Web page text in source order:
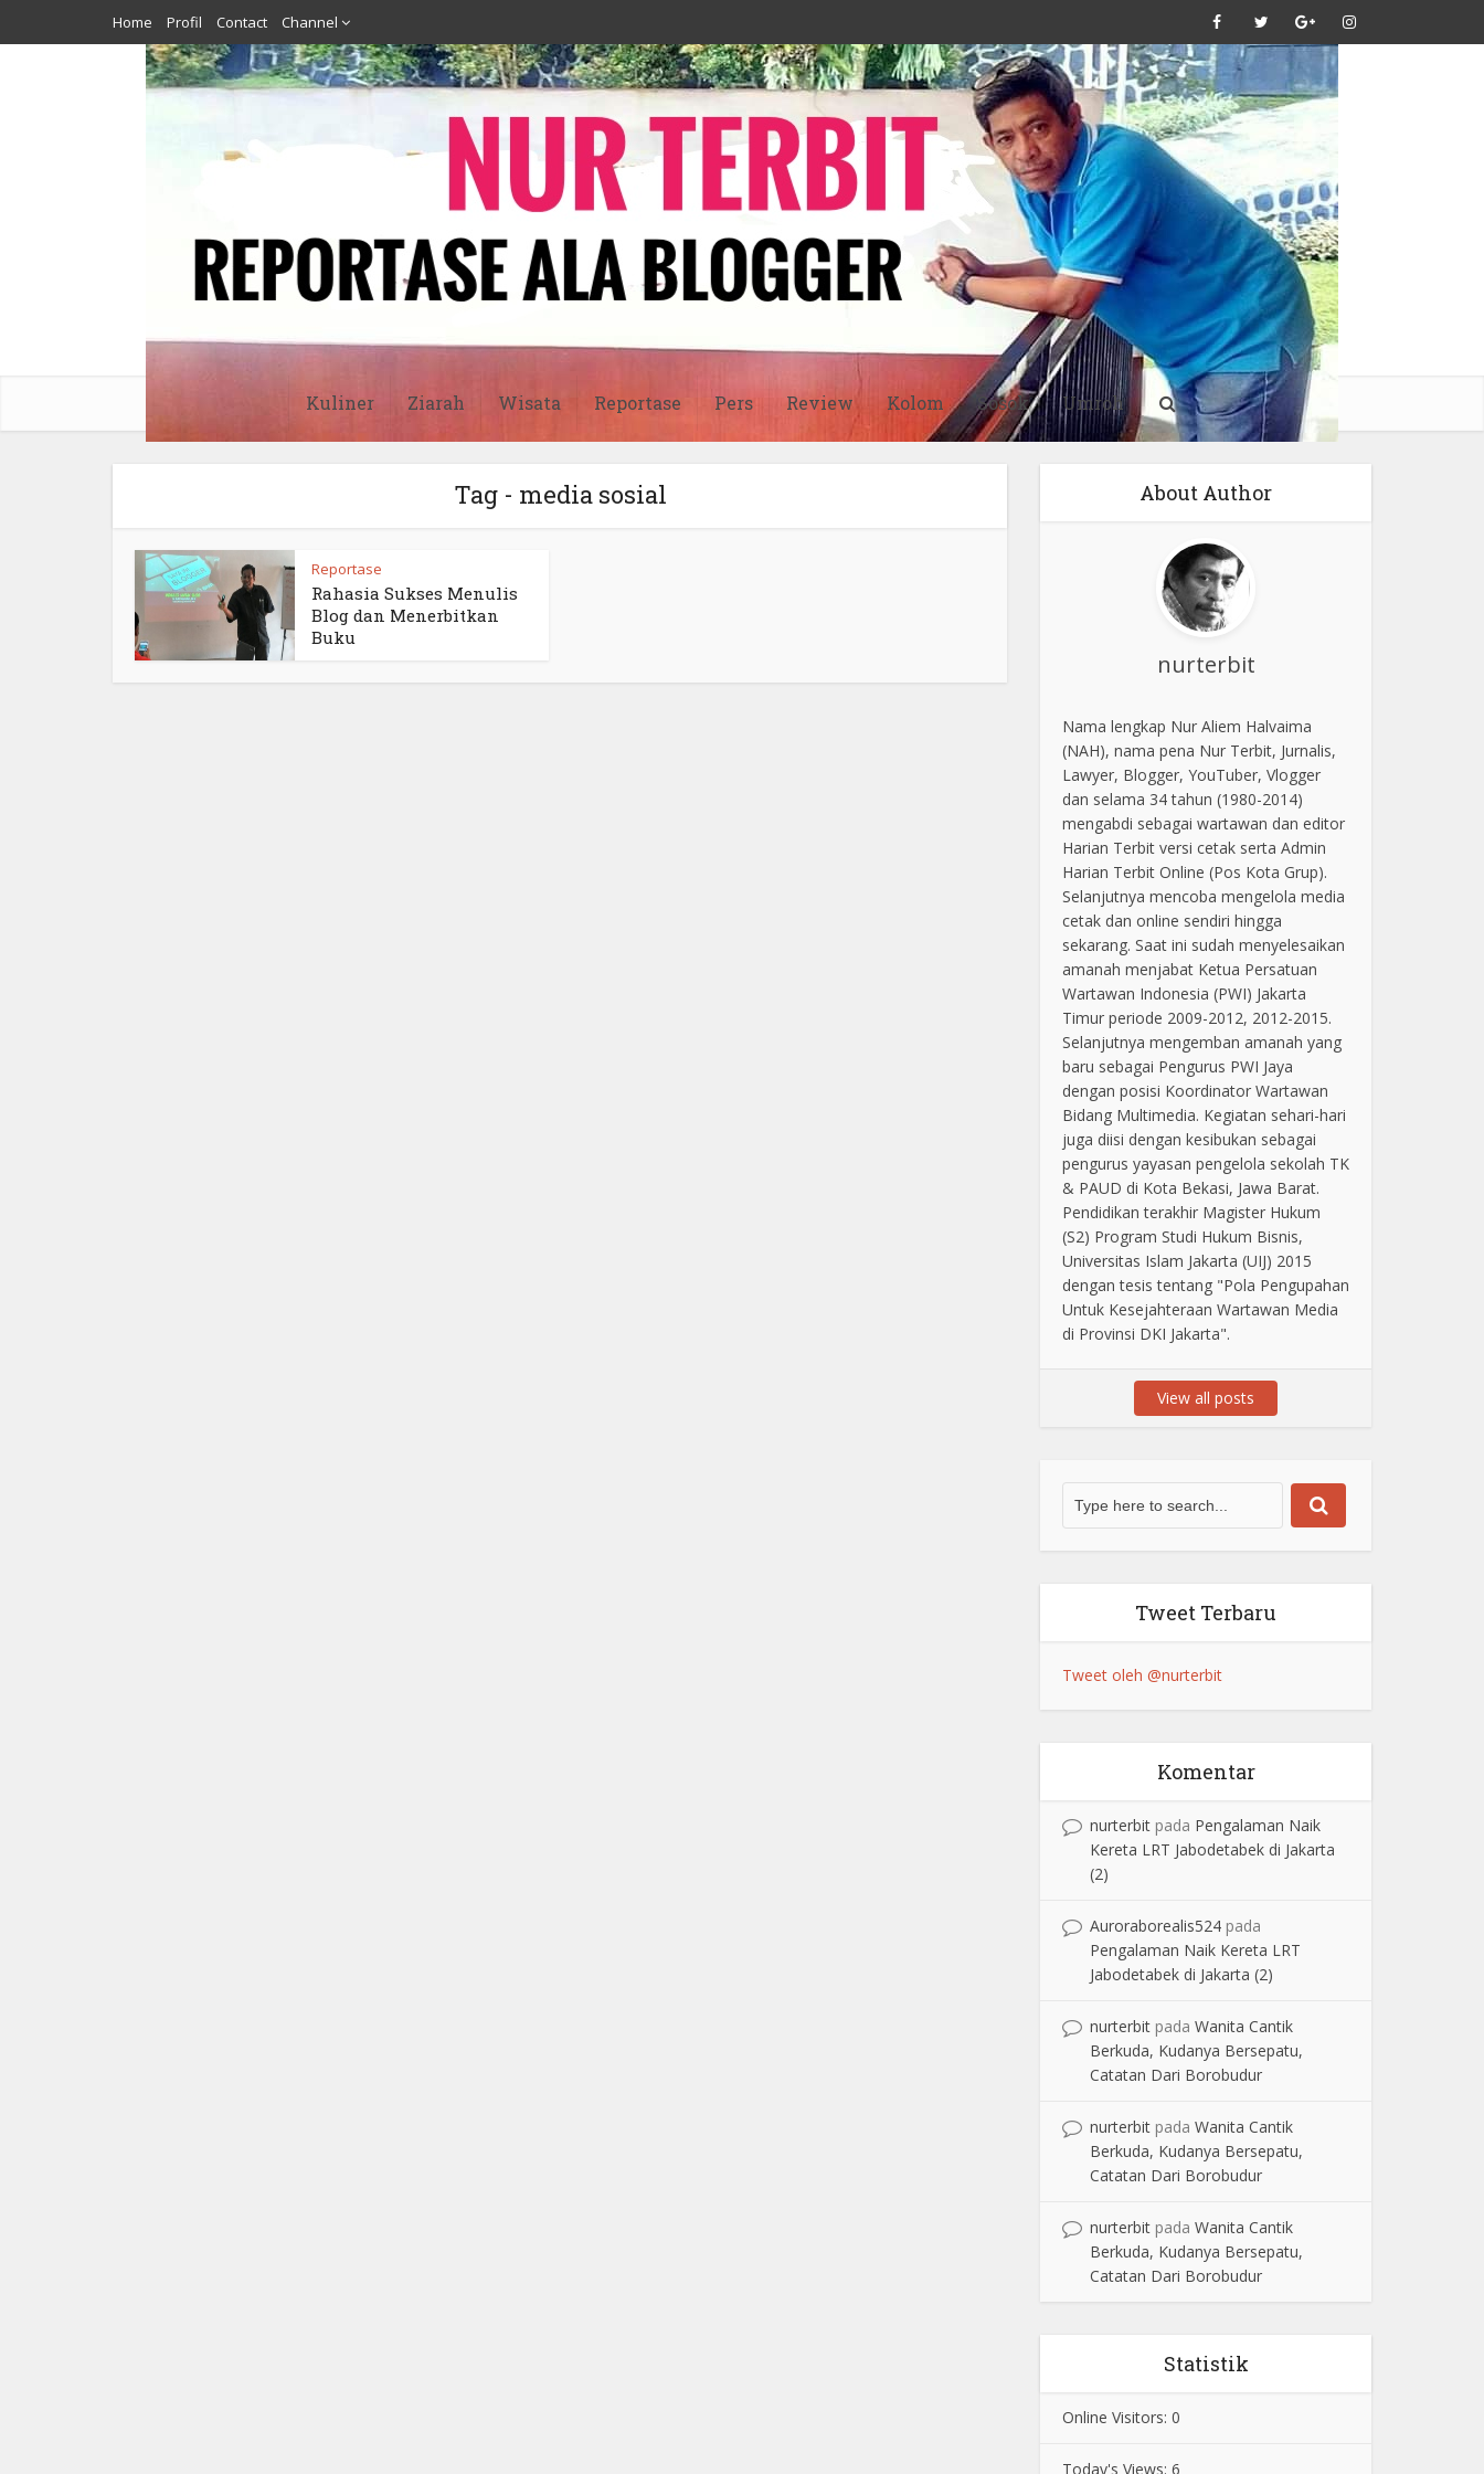
Home Profil Contact Channel
Kuliner Ziarah Wisata Reportase Pers Review Kolom Sosok Umroh
Tag - media sosial
Reportase
Rahasia Sukses Menulis
Blog dan Menerbitkan
Buku
About Author
nurterbit
Nama lengkap Nur Aliem Halvaima
(NAH), nama pena Nur Terbit, Jurnalis,
Lawyer, Blogger, YouTuber, Vlogger
dan selama 34 tahun (1980-2014)
mengabdi sebagai wartawan dan editor
Harian Terbit versi cetak serta Admin
Harian Terbit Online (Pos Kota Grup).
Selanjutnya mencoba mengelola media
cetak dan online sendiri hingga
sekarang. Saat ini sudah menyelesaikan
amanah menjabat Ketua Persatuan
Wartawan Indonesia (PWI) Jakarta
Timur periode 2009-2012, 2012-2015.
Selanjutnya mengemban amanah yang
baru sebagai Pengurus PWI Jaya
dengan posisi Koordinator Wartawan
Bidang Multimedia. Kegiatan sehari-hari
juga diisi dengan kesibukan sebagai
pengurus yayasan pengelola sekolah TK
& PAUD di Kota Bekasi, Jawa Barat.
Pendidikan terakhir Magister Hukum
(S2) Program Studi Hukum Bisnis,
Universitas Islam Jakarta (UIJ) 2015
dengan tesis tentang "Pola Pengupahan
Untuk Kesejahteraan Wartawan Media
di Provinsi DKI Jakarta".
View all posts
Tweet Terbaru
Tweet oleh @nurterbit
Komentar
nurterbit pada Pengalaman Naik
Kereta LRT Jabodetabek di Jakarta
(2)
Auroraborealis524 pada
Pengalaman Naik Kereta LRT
Jabodetabek di Jakarta (2)
nurterbit pada Wanita Cantik
Berkuda, Kudanya Bersepatu,
Catatan Dari Borobudur
nurterbit pada Wanita Cantik
Berkuda, Kudanya Bersepatu,
Catatan Dari Borobudur
nurterbit pada Wanita Cantik
Berkuda, Kudanya Bersepatu,
Catatan Dari Borobudur
Statistik
Online Visitors: 0
Today's Views: 6